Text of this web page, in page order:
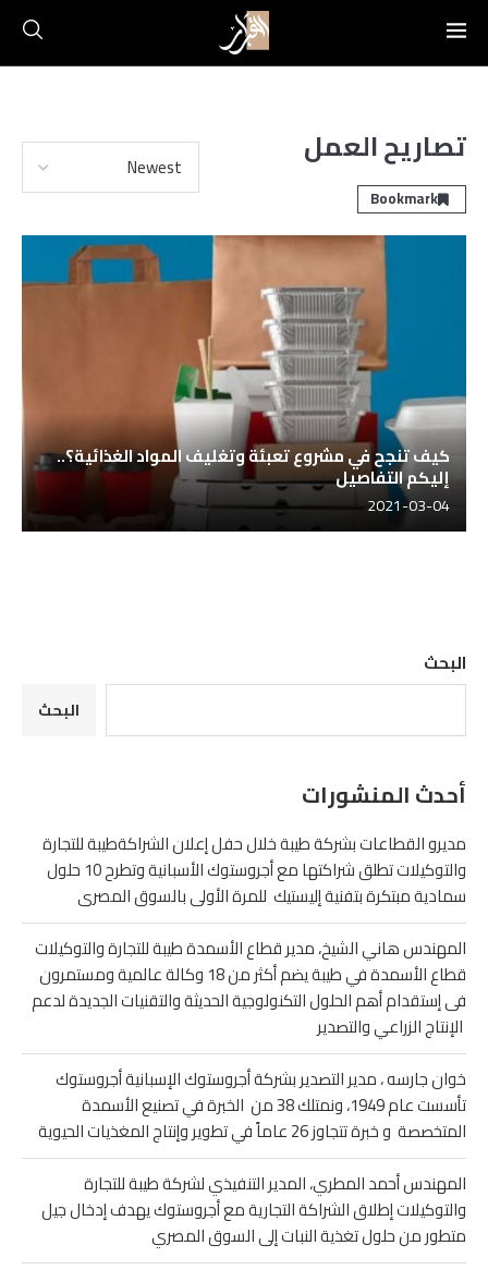
تصاريح العمل
Bookmark
كيف تنجح في مشروع تعبئة وتغليف المواد الغذائية؟..
إليكم التفاصيل
2021-03-04
البحث
البحث
أحدث المنشورات
مديرو القطاعات بشركة طيبة خلال حفل إعلان الشراكةطيبة للتجارة
والتوكيلات تطلق شراكتها مع أجروستوك الأسبانية وتطرح 10 حلول
سمادية مبتكرة بتفنية إليستيك للمرة الأولى بالسوق المصرى
المهندس هاني الشيخ، مدير قطاع الأسمدة طيبة للتجارة والتوكيلات
قطاع الأسمدة في طيبة يضم أكثر من 18 وكالة عالمية ومستمرون
فى إستقدام أهم الحلول التكنولوجية الحديثة والتقنيات الجديدة لدعم
الإنتاج الزراعي والتصدير
خوان جارسه ، مدير التصدير بشركة أجروستوك الإسبانية أجروستوك
تأسست عام 1949، ونمتلك 38 من الخبرة في تصنيع الأسمدة
المتخصصة و خبرة تتجاوز 26 عاماً في تطوير وإنتاج المغذيات الحيوية
المهندس أحمد المطري، المدير التنفيذي لشركة طيبة للتجارة
والتوكيلات إطلاق الشراكة التجارية مع أجروستوك يهدف إدخال جيل
متطور من حلول تغذية النبات إلى السوق المصري